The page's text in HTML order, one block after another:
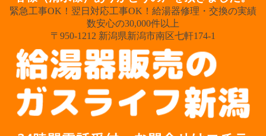
緊急工事OK！翌日対応工事OK！給湯器修理・交換の実績
数安心の30,000件以上
〒950-1212 新潟県新潟市南区七軒174-1